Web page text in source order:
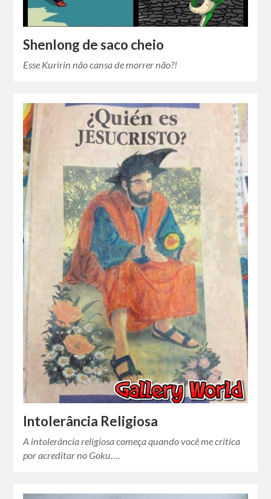
Shenlong de saco cheio
Esse Kuririn não cansa de morrer não?!
Intolerância Religiosa
A intolerância religiosa começa quando você me critica
por acreditar no Goku….